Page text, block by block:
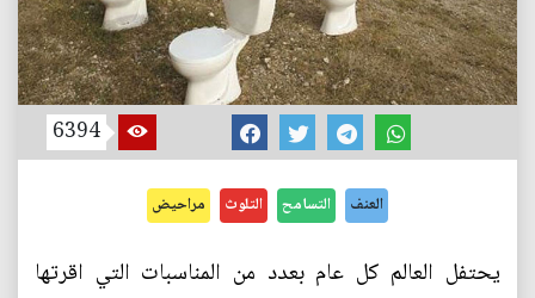
6394
العنف التسامح التلوث مراحيض
يحتفل العالم كل عام بعدد من المناسبات التي اقرتها